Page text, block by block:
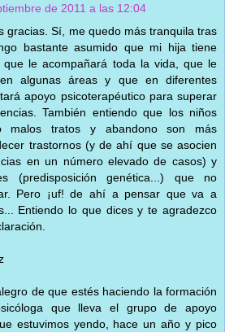
de 2011 a las 12:04
gracias. Sí, me quedo más tranquila tras
bastante asumido que mi hija tiene
que le acompañará toda la vida, que le
algunas áreas y que en diferentes
apoyo psicoterapéutico para superar
También entiendo que los niños
malos tratos y abandono son más
trastornos (y de ahí que se asocien
en un número elevado de casos) y
(predisposición genética...) que no
Pero ¡uf! de ahí a pensar que va a
Entiendo lo que dices y te agradezco
de que estés haciendo la formación
que lleva el grupo de apoyo
estuvimos yendo, hace un año y pico